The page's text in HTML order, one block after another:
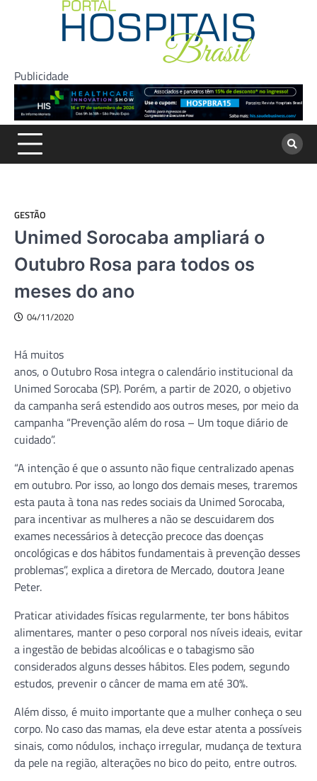
Publicidade
GESTÃO
Unimed Sorocaba ampliará o
Outubro Rosa para todos os
meses do ano
04/11/2020
Há muitos
anos, o Outubro Rosa integra o calendário institucional da
Unimed Sorocaba (SP). Porém, a partir de 2020, o objetivo
da campanha será estendido aos outros meses, por meio da
campanha “Prevenção além do rosa – Um toque diário de
cuidado”.
“A intenção é que o assunto não fique centralizado apenas
em outubro. Por isso, ao longo dos demais meses, traremos
esta pauta à tona nas redes sociais da Unimed Sorocaba,
para incentivar as mulheres a não se descuidarem dos
exames necessários à detecção precoce das doenças
oncológicas e dos hábitos fundamentais à prevenção desses
problemas”, explica a diretora de Mercado, doutora Jeane
Peter.
Praticar atividades físicas regularmente, ter bons hábitos
alimentares, manter o peso corporal nos níveis ideais, evitar
a ingestão de bebidas alcoólicas e o tabagismo são
considerados alguns desses hábitos. Eles podem, segundo
estudos, prevenir o câncer de mama em até 30%.
Além disso, é muito importante que a mulher conheça o seu
corpo. No caso das mamas, ela deve estar atenta a possíveis
sinais, como nódulos, inchaço irregular, mudança de textura
da pele na região, alterações no bico do peito, entre outros.